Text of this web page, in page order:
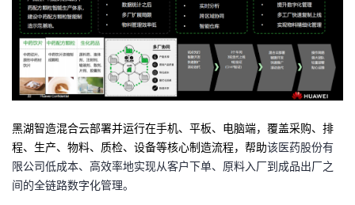
黑湖智造混合云部署并运行在手机、平板、电脑端，覆盖采购、排
程、生产、物料、质检、设备等核心制造流程，帮助该医药股份有
限公司低成本、高效率地实现从客户下单、原料入厂到成品出厂之
间的全链路数字化管理。